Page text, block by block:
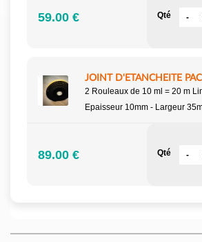
59.00 € Qté
JOINT D'ETANCHEITE
2 Rouleaux de 10 ml = 20 m
Epaisseur 10mm - Largeur
89.00 € Qté